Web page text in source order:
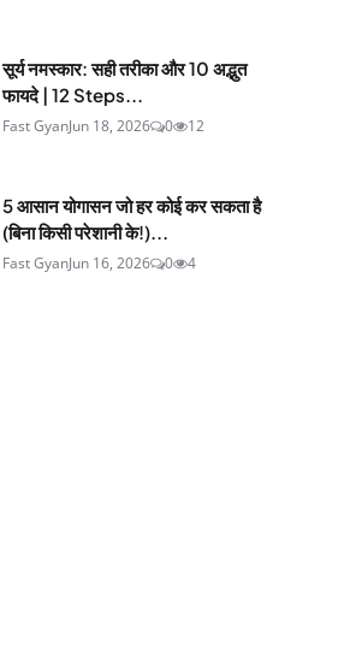
सूर्य नमस्कार: सही तरीका और 10 अद्भुत
फायदे | 12 Steps...
Fast GyanJun 18, 2026 0 12
5 आसान योगासन जो हर कोई कर सकता है
(बिना किसी परेशानी के!)...
Fast GyanJun 16, 2026 0 4